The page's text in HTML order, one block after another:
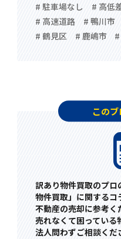
# 駐車場なし
# 高低
# 高速道路
# 鴨川市
# 鶴見区
# 鹿嶋市
この
訳あり物件買取のプロ
物件買取」に関する
不動産の売却に参考く
売れなくて困っている
法人問わずご相談くだ